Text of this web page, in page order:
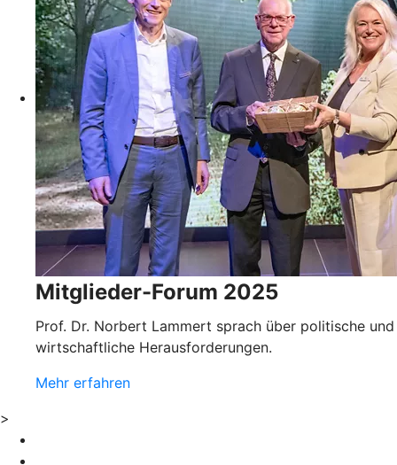
Mitglieder-Forum 2025
Prof. Dr. Norbert Lammert sprach über politische und
wirtschaftliche Herausforderungen.
Mehr erfahren
>